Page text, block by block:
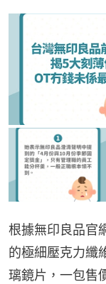
根據無印良品官
的極細壓克力纖
璃鏡片，一包售